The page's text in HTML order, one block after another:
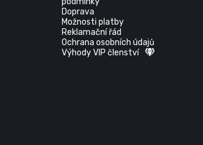
Doprava
Možnosti platby
Reklamační řád
Ochrana osobních údajů
Výhody VIP členství